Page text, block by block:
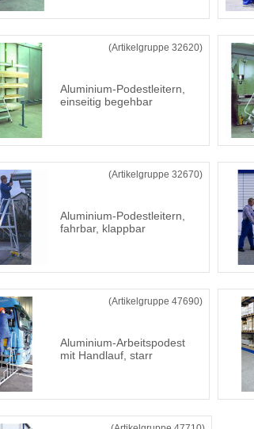
(Artikelgruppe 32620)
Aluminium-Podestleitern,
einseitig begehbar
(Artikelgruppe 32670)
Aluminium-Podestleitern,
fahrbar, klappbar
(Artikelgruppe 47690)
Aluminium-Arbeitspodest
mit Handlauf, starr